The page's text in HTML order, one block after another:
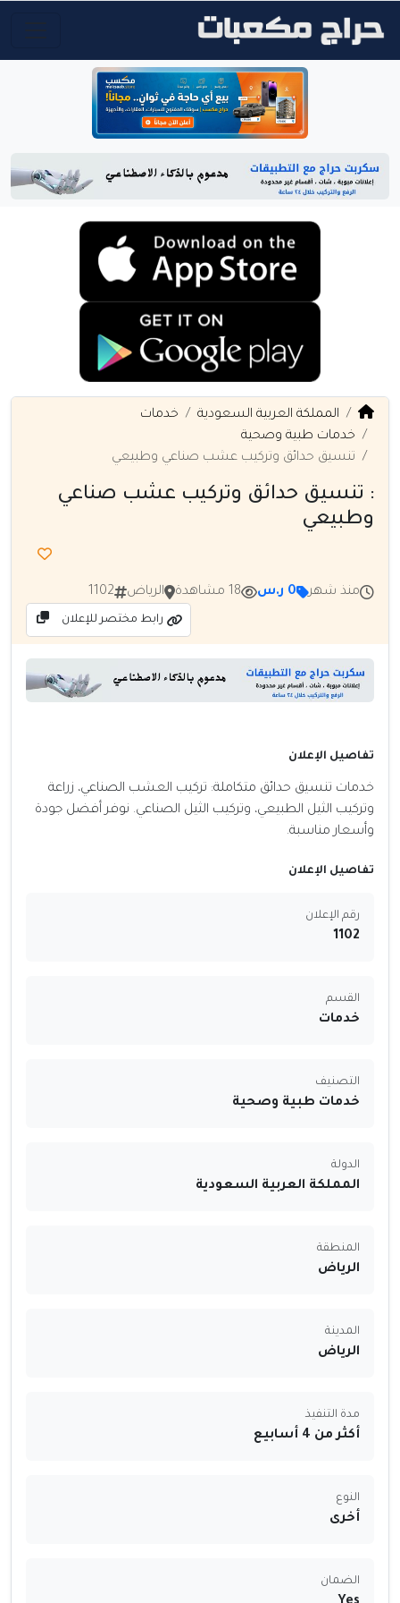
المملكة العربية السعودية
خدمات
خدمات طبية وصحية
تنسيق حدائق وتركيب عشب صناعي وطبيعي
: تنسيق حدائق وتركيب عشب صناعي
وطبيعي
منذ شهر 0 ر.س 18 مشاهدة الرياض 1102
رابط مختصر للإعلان
تفاصيل الإعلان
خدمات تنسيق حدائق متكاملة: تركيب العشب الصناعي، زراعة
وتركيب الثيل الطبيعي، وتركيب الثيل الصناعي. نوفر أفضل جودة
وأسعار مناسبة.
تفاصيل الإعلان
رقم الإعلان
1102
القسم
خدمات
التصنيف
خدمات طبية وصحية
الدولة
المملكة العربية السعودية
المنطقة
الرياض
المدينة
الرياض
مدة التنفيذ
أكثر من 4 أسابيع
النوع
أخرى
الضمان